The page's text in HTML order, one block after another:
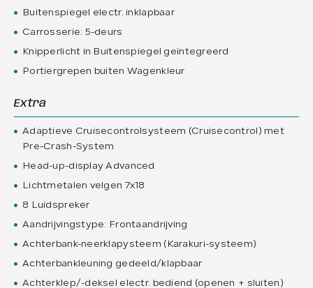
Buitenspiegel electr. inklapbaar
Carrosserie: 5-deurs
Knipperlicht in Buitenspiegel geïntegreerd
Portiergrepen buiten Wagenkleur
Extra
Adaptieve Cruisecontrolsysteem (Cruisecontrol) met
Pre-Crash-System
Head-up-display Advanced
Lichtmetalen velgen 7x18
8 Luidspreker
Aandrijvingstype: Frontaandrijving
Achterbank-neerklapysteem (Karakuri-systeem)
Achterbankleuning gedeeld/klapbaar
Achterklep/-deksel electr. bediend (openen + sluiten)